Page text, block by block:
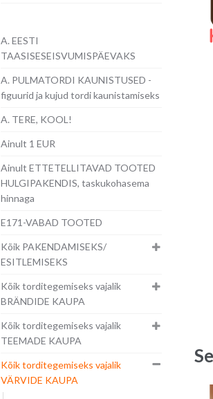
A. EESTI
TAASISESEISVUMISPÄEVAKS
A. PULMATORDI KAUNISTUSED -
figuurid ja kujud tordi kaunistamiseks
A. TERE, KOOL!
Ainult 1 EUR
Ainult ETTETELLITAVAD TOOTED
HULGIPAKENDIS, taskukohasema
hinnaga
E171-VABAD TOOTED
Kõik PAKENDAMISEKS/
ESITLEMISEKS
Kõik torditegemiseks vajalik
BRÄNDIDE KAUPA
Kõik torditegemiseks vajalik
TEEMADE KAUPA
Kõik torditegemiseks vajalik
VÄRVIDE KAUPA